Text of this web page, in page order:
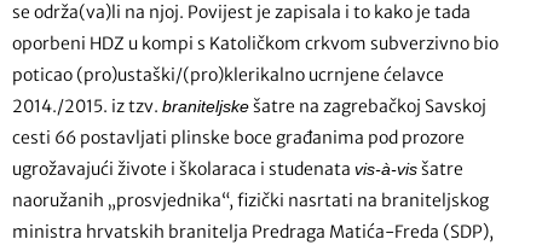
se održa(va)li na njoj. Povijest je zapisala i to kako je tada
oporbeni HDZ u kompi s Katoličkom crkvom subverzivno bio
poticao (pro)ustaški/(pro)klerikalno ucrnjene ćelavce
2014./2015. iz tzv. braniteljskešatre na zagrebačkoj Savskoj
cesti 66 postavljati plinske boce građanima pod prozore
ugrožavajući živote i školaraca i studenata vis-à-visšatre
naoružanih „prosvjednika“, fizički nasrtati na braniteljskog
ministra hrvatskih branitelja Predraga Matića-Freda (SDP),